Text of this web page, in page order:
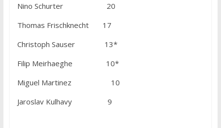
Nino Schurter 20
Thomas Frischknecht 17
Christoph Sauser 13*
Filip Meirhaeghe 10*
Miguel Martinez 10
Jaroslav Kulhavy 9